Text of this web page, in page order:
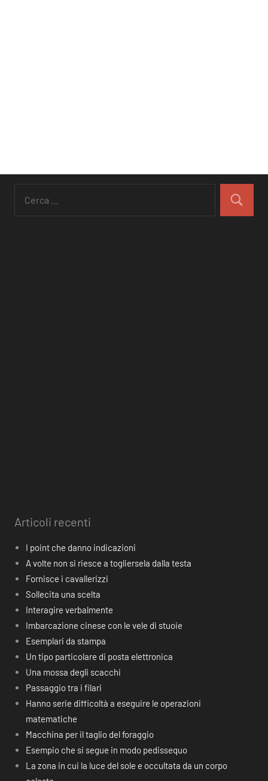
Articoli recenti
I point che danno indicazioni
A volte non si riesce a togliersela dalla testa
Fornisce i cavallerizzi
Sollecita una scelta
Interagire verbalmente
Imbarcazione cinese con le vele di stuoie
Esemplari da stampa
Un tipo particolare di posta elettronica
Una mossa degli scacchi
Passaggio tra i filari
Hanno serie difficoltà a eseguire le operazioni
matematiche
Macchina per il taglio del foraggio
Esempio che si segue in modo pedissequo
La zona in cui la luce del sole e occultata da un corpo